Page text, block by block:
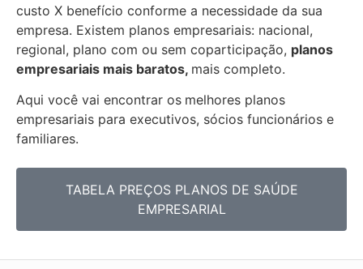
custo X benefício conforme a necessidade da sua
empresa. Existem planos empresariais: nacional,
regional, plano com ou sem coparticipação, planos
empresariais mais baratos, mais completo.
Aqui você vai encontrar os melhores planos
empresariais para executivos, sócios funcionários e
familiares.
TABELA PREÇOS PLANOS DE SAÚDE
EMPRESARIAL